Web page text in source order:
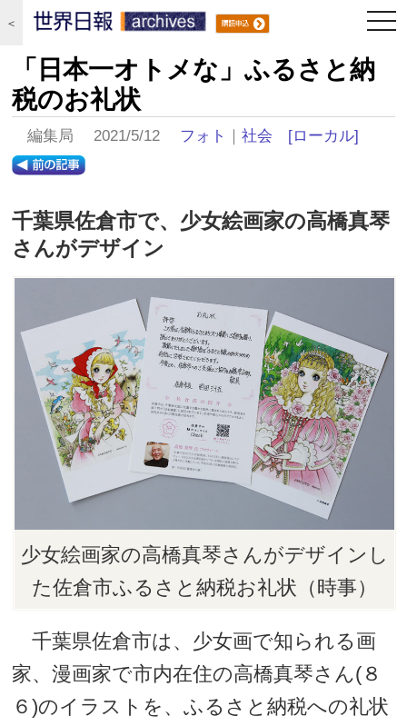
＜
「日本一オトメな」ふるさと納
税のお礼状
編集局 2021/5/12 フォト ｜社会 [ローカル]
千葉県佐倉市で、少女絵画家の高橋真琴
さんがデザイン
少女絵画家の高橋真琴さんがデザインし
た佐倉市ふるさと納税お礼状（時事）
千葉県佐倉市は、少女画で知られる画
家、漫画家で市内在住の高橋真琴さん(８
６)のイラストを、ふるさと納税への礼状